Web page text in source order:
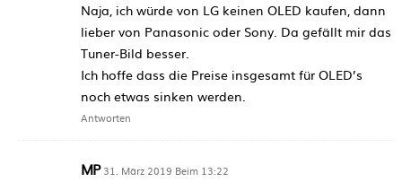
Naja, ich würde von LG keinen OLED kaufen, dann
lieber von Panasonic oder Sony. Da gefällt mir das
Tuner-Bild besser.
Ich hoffe dass die Preise insgesamt für OLED’s
noch etwas sinken werden.
Antworten
MP 31. März 2019 Beim 13:22